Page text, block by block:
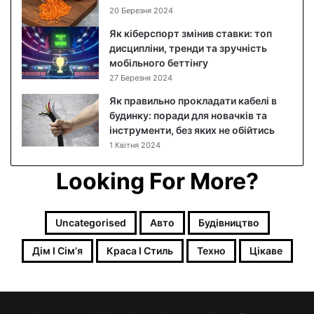
о
к
о
в
и
р
е
ц
е
п
т
л
я
R
a
s
b
e
r
м
в
о
н
а
о
р
и
с
ї
ж
20 Березня 2024
Як кіберспорт змінив ставки: топ
дисципліни, тренди та зручність
мобільного беттінгу
27 Березня 2024
Як правильно прокладати кабелі в
будинку: поради для новачків та
інструменти, без яких не обійтись
1 Квітня 2024
Looking For More?
Uncategorised Авто Будівництво
Дім І Сімʼя Краса І Стиль Техно Цікаве